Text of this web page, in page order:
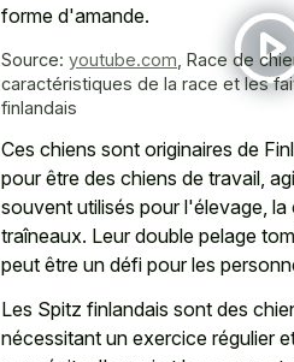
forme d'amande.
Source: youtube.com Race de
caractéristiques de la race et les
finlandais
Ces chiens sont originaires de
pour être des chiens de travail,
souvent utilisés pour l'élevage, la
traîneaux. Leur double pelage
peut être un défi pour les
Les Spitz finlandais sont des
nécessitant un exercice régulier